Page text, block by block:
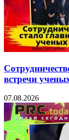
встречи
07.08.2026